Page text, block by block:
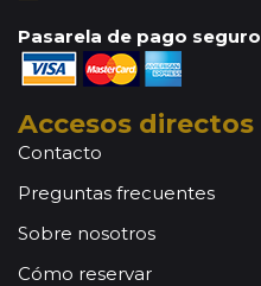
Pasarela de pago seguro
Accesos directos
Contacto
Preguntas frecuentes
Sobre nosotros
Cómo reservar